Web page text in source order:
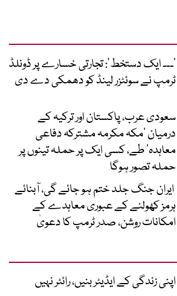
’۔۔۔ ایک دستخط‘: تجارتی خسارے پر ڈونلڈ
ٹرمپ نے سوئٹزر لینڈ کو دھمکی دے دی
سعودی عرب، پاکستان اور ترکیہ کے
درمیان ’مکہ مکرمہ مشترکہ دفاعی
معاہدہ‘ طے، کسی ایک پر حملہ تینوں پر
حملہ تصور ہوگا
ایران جنگ جلد ختم ہو جائے گی، آبنائے
ہرمز کھولنے کے عبوری معاہدے کے
امکانات روشن، صدر ٹرمپ کا دعویٰ
اپنی زندگی کے ایڈیٹر بنیں، رائٹر نہیں